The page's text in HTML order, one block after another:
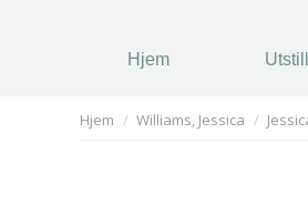
Hjem
You are here:
Hjem Williams, Jessica